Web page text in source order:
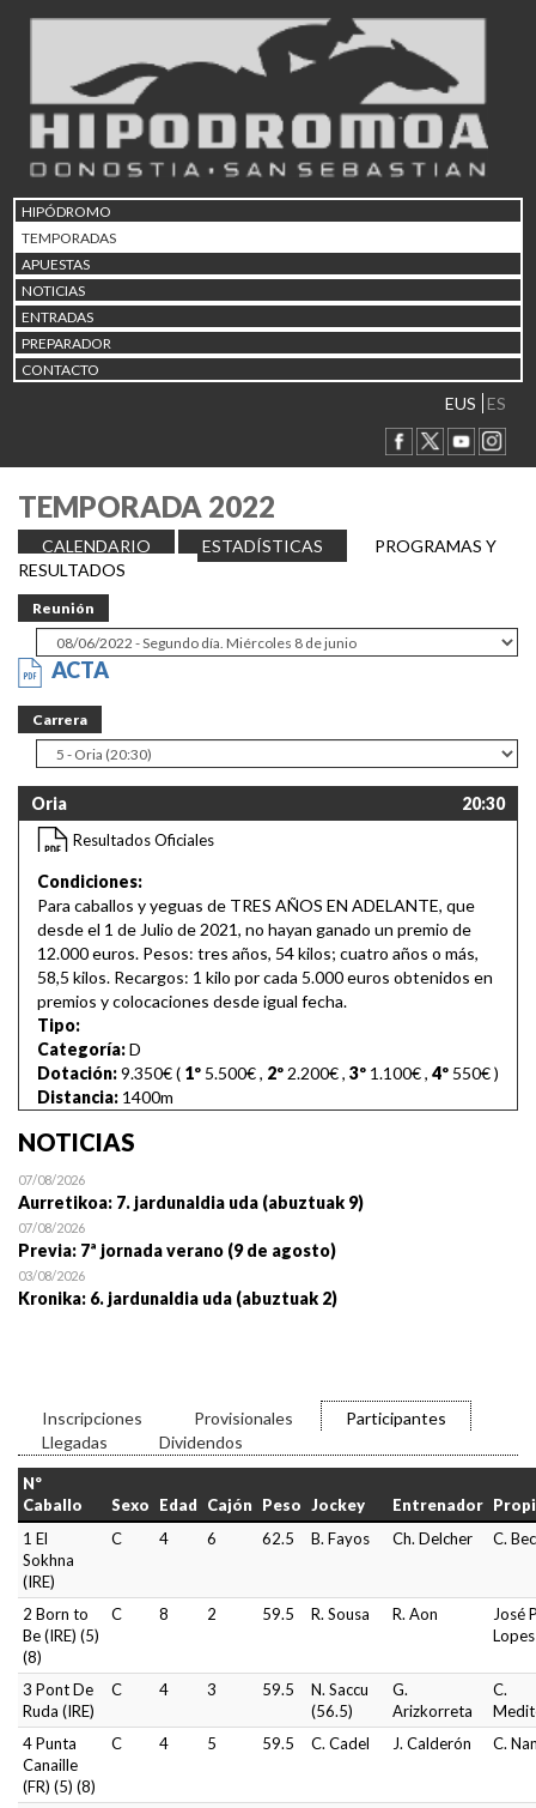
HIPÓDROMO
TEMPORADAS
APUESTAS
NOTICIAS
ENTRADAS
PREPARADOR
CONTACTO
EUS ES
TEMPORADA 2022
CALENDARIO ESTADÍSTICAS
PROGRAMAS Y
RESULTADOS
Reunión
ACTA
Carrera
Oria 20:30
Resultados Oficiales
Condiciones:
Para caballos y yeguas de TRES AÑOS EN ADELANTE, que
desde el 1 de Julio de 2021, no hayan ganado un premio de
12.000 euros. Pesos: tres años, 54 kilos; cuatro años o más,
58,5 kilos. Recargos: 1 kilo por cada 5.000 euros obtenidos en
premios y colocaciones desde igual fecha.
Tipo:
Categoría:D
Dotación:9.350€ ( 1º 5.500€, 2º 2.200€, 3º 1.100€, 4º 550€)
Distancia: 1400m
NOTICIAS
07/08/2026
Aurretikoa: 7. jardunaldia uda (abuztuak 9)
07/08/2026
Previa: 7ª jornada verano (9 de agosto)
03/08/2026
Kronika: 6. jardunaldia uda (abuztuak 2)
Inscripciones Provisionales
Participantes
Llegadas
Dividendos
Nº
Caballo
Sexo Edad Cajón Peso Jockey Entrenador
1 El
Sokhna
(IRE)
C 4 6 62.5 B. Fayos Ch. Delcher C.
2 Born to
Be (IRE) (5)
(8)
C 8 2 59.5 R. Sousa R. Aon
José
Lopes
3 Pont De
Ruda (IRE)
C 4 3 59.5
N. Saccu
(56.5)
G.
Arizkorreta
C.
4 Punta
Canaille
(FR) (5) (8)
C 4 5 59.5 C. Cadel J. Calderón C.